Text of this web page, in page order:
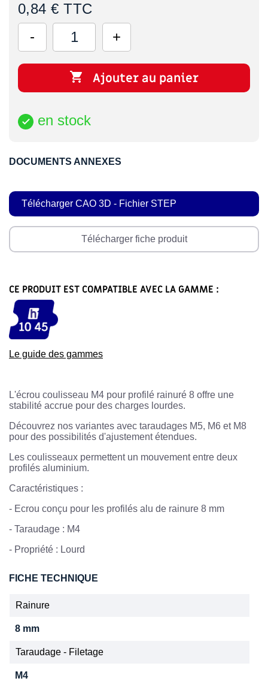
0,84 € TTC
 Ajouter au panier
 en stock
DOCUMENTS ANNEXES
Télécharger CAO 3D - Fichier STEP
Télécharger fiche produit
CE PRODUIT EST COMPATIBLE AVEC LA GAMME :
Le guide des gammes
L'écrou coulisseau M4 pour profilé rainuré 8 offre une
stabilité accrue pour des charges lourdes.
Découvrez nos variantes avec taraudages M5, M6 et M8
pour des possibilités d'ajustement étendues.
Les coulisseaux permettent un mouvement entre deux
profilés aluminium.
Caractéristiques :
- Ecrou conçu pour les profilés alu de rainure 8 mm
- Taraudage : M4
- Propriété : Lourd
FICHE TECHNIQUE
Rainure
8 mm
Taraudage - Filetage
M4